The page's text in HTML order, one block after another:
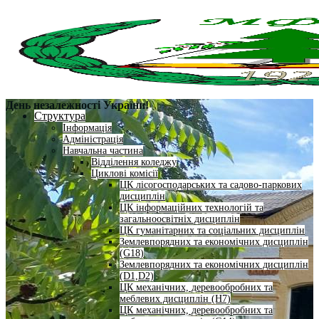
Структура
Інформація
Адміністрація
Навчальна частина
Відділення коледжу
Циклові комісії
ЦК лісогосподарських та садово-паркових
дисциплін
ЦК інформаційних технологій та
загальноосвітніх дисциплін
ЦК гуманітарних та соціальних дисциплін
Землевпорядних та економічних дисциплін
(G18)
Землевпорядних та економічних дисциплін
(D1,D2)
ЦК механічних, деревообробних та
меблевих дисциплін (H7)
ЦК механічних, деревообробних та
День незалежності України!